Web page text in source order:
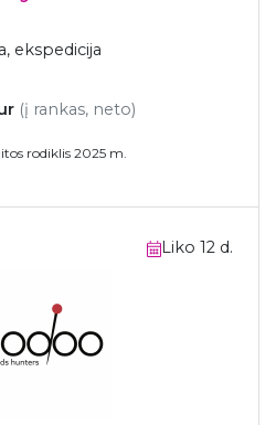
ekspedicija
(į rankas, neto)
rodiklis 2025 m.
Liko 12 d.